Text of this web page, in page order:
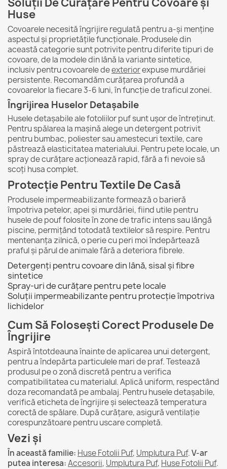
Huse
Covoarele necesită îngrijire regulată pentru a-și menține
aspectul și proprietățile funcționale. Produsele din
această categorie sunt potrivite pentru diferite tipuri de
covoare, de la modele din lână la variante sintetice,
inclusiv pentru covoarele deexteriorexpuse murdăriei
persistente. Recomandăm curățarea profundă a
covoarelor la fiecare 3-6 luni, în funcție de traficul zonei.
Îngrijirea Huselor Detașabile
Husele detașabile ale fotoliilor puf sunt ușor de întreținut.
Pentru spălarea la mașină alege un detergent potrivit
pentru bumbac, poliester sau amestecuri textile, care
păstrează elasticitatea materialului. Pentru pete locale, un
spray de curățare acționează rapid, fără a fi nevoie să
scoți husa complet.
Protecție Pentru Textile De Casă
Produsele impermeabilizante formează o barieră
împotriva petelor, apei și murdăriei, fiind utile pentru
husele de pouf folosite în zone de trafic intens sau lângă
piscine, permițând totodată textilelor să respire. Pentru
mentenanța zilnică, o perie cu peri moi îndepărtează
praful și părul de animale fără a deteriora fibrele.
Detergenți pentru covoare din lână, sisal și fibre
sintetice
Spray-uri de curățare pentru pete locale
Soluții impermeabilizante pentru protecție împotriva
lichidelor
Cum Să Folosești Corect Produsele De
Îngrijire
Aspiră întotdeauna înainte de aplicarea unui detergent,
pentru a îndepărta particulele mari de praf. Testează
produsul pe o zonă discretă pentru a verifica
compatibilitatea cu materialul. Aplică uniform, respectând
doza recomandată pe ambalaj. Pentru husele detașabile,
verifică eticheta de îngrijire și selectează temperatura
corectă de spălare. După curățare, asigură ventilație
corespunzătoare pentru uscare completă.
Vezi și
În această familie: Huse Fotolii Puf, Umplutura Puf.V-ar
putea interesa:Accesorii, Umplutura Puf, Huse Fotolii Puf.